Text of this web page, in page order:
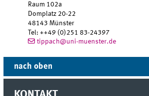
Raum 102a
Domplatz 20-22
48143 Münster
Tel:++49 (0)251 83-24397
tippach@uni-muenster.de
nach oben